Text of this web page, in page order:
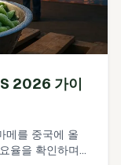
2026 가이
메를 중국에 올
율을 확인하며